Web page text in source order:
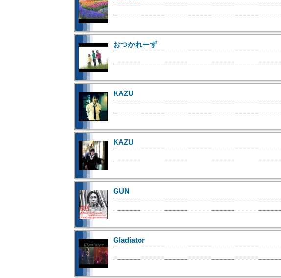
おつかれーず
KAZU
KAZU
GUN
Gladiator